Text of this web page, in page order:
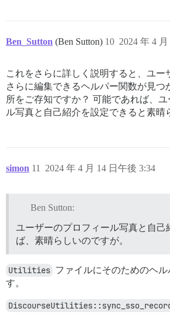
Ben_Sutton (Ben Sutton) 2024 年 4
10
これをさらに詳しく説明すると、ユー
さらに編集できるヘルパー関数が見つ
所をご存知ですか？ 可能であれば、
ル写真と自己紹介を設定できると素晴
simon 2024 年 4 月 14 日午後 3:34
11
Ben Sutton:
ユーザーのプロフィール写真と自己
ば、素晴らしいのですが。
Utilities ファイルにそのためのヘル
す。